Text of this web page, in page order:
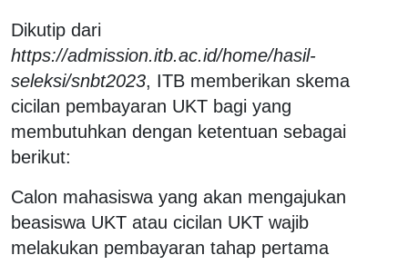
Dikutip dari
https://admission.itb.ac.id/home/hasil-
seleksi/snbt2023, ITB memberikan skema
cicilan pembayaran UKT bagi yang
membutuhkan dengan ketentuan sebagai
berikut:
Calon mahasiswa yang akan mengajukan
beasiswa UKT atau cicilan UKT wajib
melakukan pembayaran tahap pertama